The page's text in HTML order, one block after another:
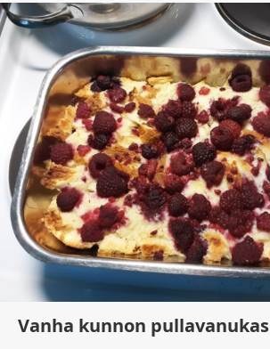
Vanha kunnon pullavanukas